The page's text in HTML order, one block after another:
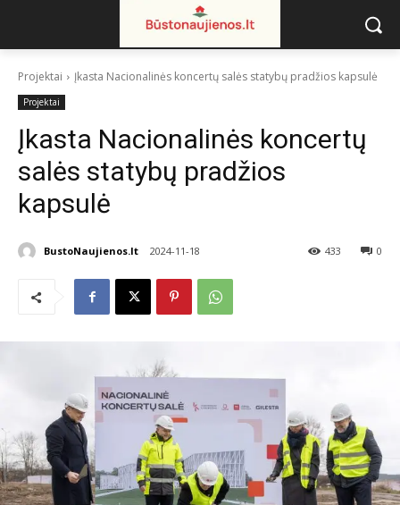
Projektai Įkasta Nacionalinės koncertų salės statybų pradžios kapsulė
Projektai
Įkasta Nacionalinės koncertų
salės statybų pradžios
kapsulė
BustoNaujienos.lt 2024-11-18 0
433